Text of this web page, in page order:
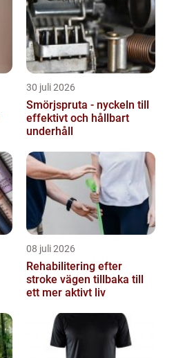
30 juli 2026
Smörjspruta - nyckeln till
effektivt och hållbart
underhåll
08 juli 2026
Rehabilitering efter
stroke vägen tillbaka till
ett mer aktivt liv